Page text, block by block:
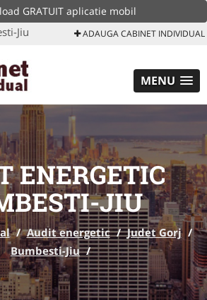
GRATUIT aplicatie mobil
Jiu ADAUGA CABINET INDIVIDUAL
MENU
ENERGETIC
JIU
/ Audit energetic / Judet Gorj /
Bumbesti-Jiu /